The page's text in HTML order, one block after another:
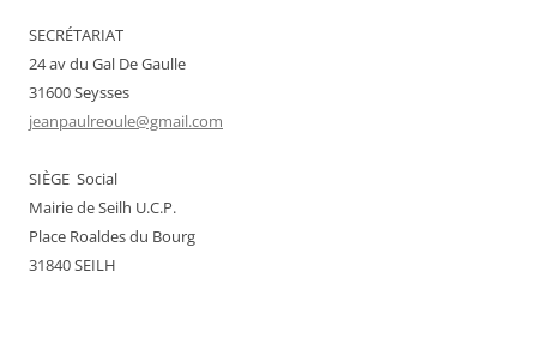
SECRÉTARIAT
24 av du Gal De Gaulle
31600 Seysses
jeanpaulreoule@gmail.com
SIÈGE Social
Mairie de Seilh U.C.P.
Place Roaldes du Bourg
31840 SEILH